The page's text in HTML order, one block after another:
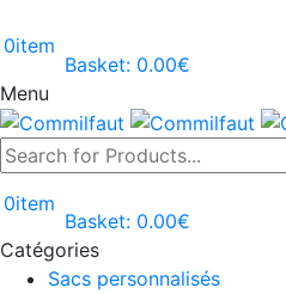
0item
Basket: 0.00€
Menu
0item
Basket: 0.00€
Catégories
Sacs personnalisés